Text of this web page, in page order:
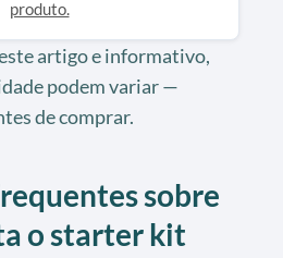
produto.
artigo e informativo,
podem variar —
de comprar.
sobre
o starter kit